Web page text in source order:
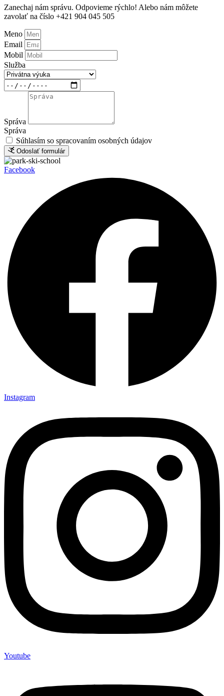
Zanechaj nám správu. Odpovieme rýchlo! Alebo nám môžete
zavolať na číslo +421 904 045 505
Meno
Email
Mobil
Služba
Správa
Správa
Súhlasím so spracovaním osobných údajov
Odoslať formulár
Facebook
Instagram
Youtube